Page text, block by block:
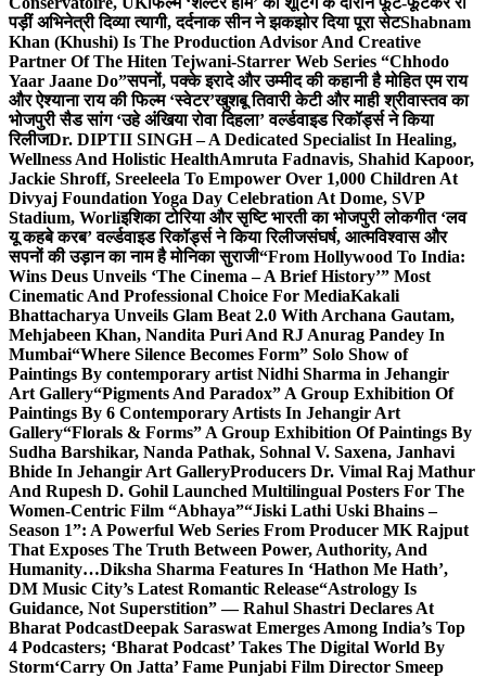
पड़ीं अभिनेत्री दिव्या त्यागी, दर्दनाक सीन ने झकझोर दिया पूरा सेटShabnam
Khan (Khushi) Is The Production Advisor And Creative
Partner Of The Hiten Tejwani-Starrer Web Series “Chhodo
Yaar Jaane Do”सपनों, पक्के इरादे और उम्मीद की कहानी है मोहित एम राय
और ऐश्याना राय की फिल्म ‘स्वेटर’खुशबू तिवारी केटी और माही श्रीवास्तव का
भोजपुरी सैड सांग ‘उहे अंखिया रोवा दिहला’ वर्ल्डवाइड रिकॉर्ड्स ने किया
रिलीजDr. DIPTII SINGH – A Dedicated Specialist In Healing,
Wellness And Holistic HealthAmruta Fadnavis, Shahid Kapoor,
Jackie Shroff, Sreeleela To Empower Over 1,000 Children At
Divyaj Foundation Yoga Day Celebration At Dome, SVP
Stadium, Worliइशिका टोरिया और सृष्टि भारती का भोजपुरी लोकगीत ‘लव
यू कहबे करब’ वर्ल्डवाइड रिकॉर्ड्स ने किया रिलीजसंघर्ष, आत्मविश्वास और
सपनों की उड़ान का नाम है मोनिका सुराजी“From Hollywood To India:
Wins Deus Unveils ‘The Cinema – A Brief History’” Most
Cinematic And Professional Choice For MediaKakali
Bhattacharya Unveils Glam Beat 2.0 With Archana Gautam,
Mehjabeen Khan, Nandita Puri And RJ Anurag Pandey In
Mumbai“Where Silence Becomes Form” Solo Show of
Paintings By contemporary artist Nidhi Sharma in Jehangir
Art Gallery“Pigments And Paradox” A Group Exhibition Of
Paintings By 6 Contemporary Artists In Jehangir Art
Gallery“Florals & Forms” A Group Exhibition Of Paintings By
Sudha Barshikar, Nanda Pathak, Sohnal V. Saxena, Janhavi
Bhide In Jehangir Art GalleryProducers Dr. Vimal Raj Mathur
And Rupesh D. Gohil Launched Multilingual Posters For The
Women-Centric Film “Abhaya”“Jiski Lathi Uski Bhains –
Season 1”: A Powerful Web Series From Producer MK Rajput
That Exposes The Truth Between Power, Authority, And
Humanity…Diksha Sharma Features In ‘Hathon Me Hath’,
DM Music City’s Latest Romantic Release“Astrology Is
Guidance, Not Superstition” — Rahul Shastri Declares At
Bharat PodcastDeepak Saraswat Emerges Among India’s Top
4 Podcasters; ‘Bharat Podcast’ Takes The Digital World By
Storm‘Carry On Jatta’ Fame Punjabi Film Director Smeep